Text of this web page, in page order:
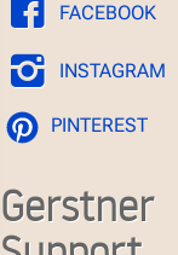
FACEBOOK
INSTAGRAM
PINTEREST
Gerstner